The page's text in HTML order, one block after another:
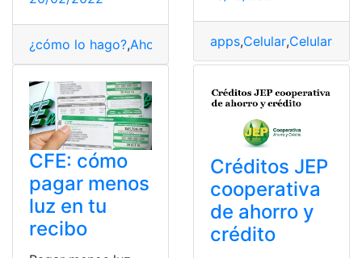
¿cómo lo hago?,Ahorros Consejos,Consultas,energía
apps,Celular,Celulares
CFE: cómo
pagar menos
luz en tu
recibo
Créditos JEP
cooperativa
de ahorro y
crédito